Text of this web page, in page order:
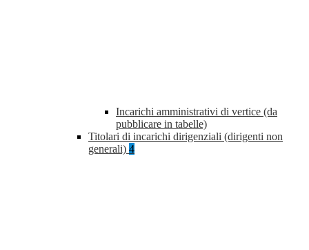
Incarichi amministrativi di vertice (da
pubblicare in tabelle)
Titolari di incarichi dirigenziali (dirigenti non
generali) 4